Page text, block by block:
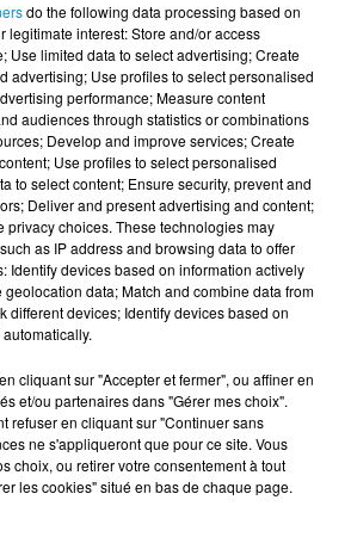
Français
juillet 2026
Zinformés - 24/07/26
do the following data processing based on
legitimate interest: Store and/or access
Use limited data to select advertising; Create
advertising; Use profiles to select personalised
performance; Measure content
audiences through statistics or combinations
Develop and improve services; Create
Use profiles to select personalised
to select content; Ensure security, prevent and
Deliver and present advertising and content;
privacy choices. These technologies may
as IP address and browsing data to offer
Identify devices based on information actively
data; Match and combine data from
different devices; Identify devices based on
cliquant sur "Accepter et fermer", ou affiner en
et/ou partenaires dans "Gérer mes choix".
refuser en cliquant sur "Continuer sans
ne s'appliqueront que pour ce site. Vous
choix, ou retirer votre consentement à tout
les cookies" situé en bas de chaque page.